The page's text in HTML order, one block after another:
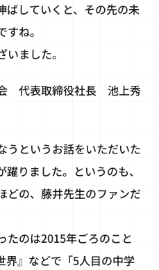
ばしていくと、その先の未
ね。
ました。
代表取締役社長 池上秀
うというお話をいただいた
りました。というのも、
どの、藤井先生のファンだ
たのは2015年ごろのこと
界』などで「5人目の中学